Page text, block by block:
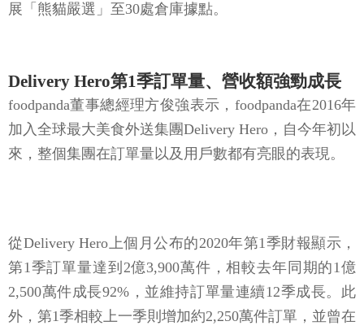
展「熊貓嚴選」至30處倉庫據點。
Delivery Hero第1季訂單量、營收額強勁成長
foodpanda董事總經理方俊強表示，foodpanda在2016年
加入全球最大美食外送集團Delivery Hero，自今年初以
來，整個集團在訂單量以及用戶數都有亮眼的表現。
從Delivery Hero上個月公布的2020年第1季財報顯示，
第1季訂單量達到2億3,900萬件，相較去年同期的1億
2,500萬件成長92%，並維持訂單量連續12季成長。此
外，第1季相較上一季則增加約2,250萬件訂單，並曾在